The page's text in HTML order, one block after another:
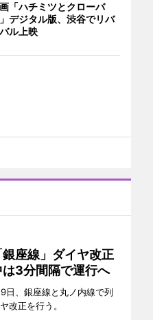
「ハチミツとクローバ
デジタル版、渋谷でリバ
ル上映
座線」ダイヤ改正
3分間隔で運行へ
日、銀座線と丸ノ内線で列
改正を行う。